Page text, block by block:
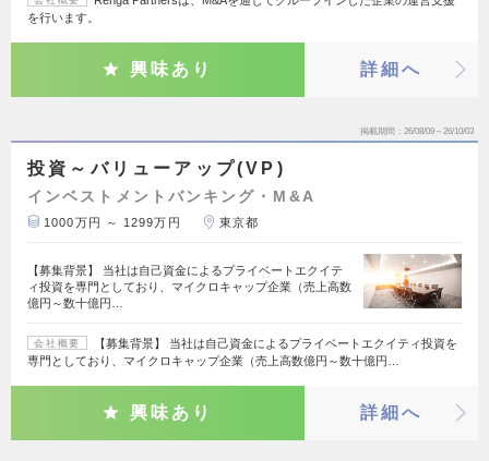
を行います。
興味あり 詳細へ
掲載期間 26/08/09～26/10/03
投資～バリューアップ(VP)
インベストメントバンキング・M&A
1000万円 ～ 1299万円 東京都
【募集背景】 当社は自己資金によるプライベートエクイテ
ィ投資を専門としており、マイクロキャップ企業（売上高数
億円～数十億円…
会社概要
【募集背景】 当社は自己資金によるプライベートエクイティ投資を
専門としており、マイクロキャップ企業（売上高数億円～数十億円…
興味あり 詳細へ